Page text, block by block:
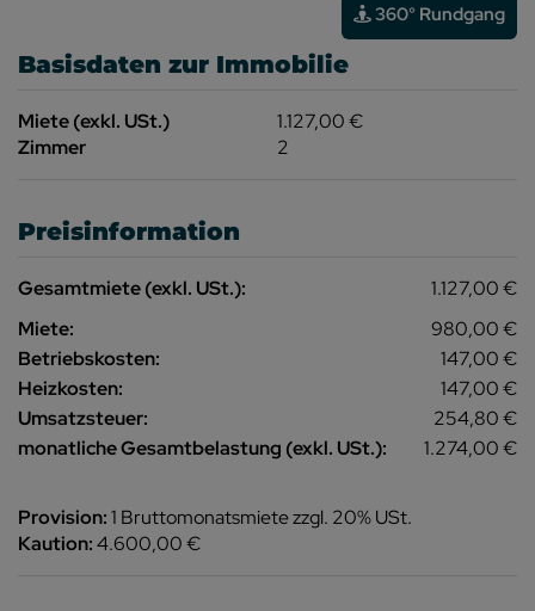
360° Rundgang
Basisdaten zur Immobilie
Miete (exkl. USt.)
1.127,00 €
Zimmer
2
Preisinformation
Gesamtmiete (exkl. USt.):
1.127,00 €
Miete:
980,00 €
Betriebskosten:
147,00 €
Heizkosten:
147,00 €
Umsatzsteuer:
254,80 €
monatliche Gesamtbelastung (exkl. USt.):
1.274,00 €
Provision:1 Bruttomonatsmiete zzgl. 20% USt.
Kaution:4.600,00 €